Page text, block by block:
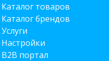
Каталог товаров
Каталог брендов
Услуги
Настройки
B2B портал